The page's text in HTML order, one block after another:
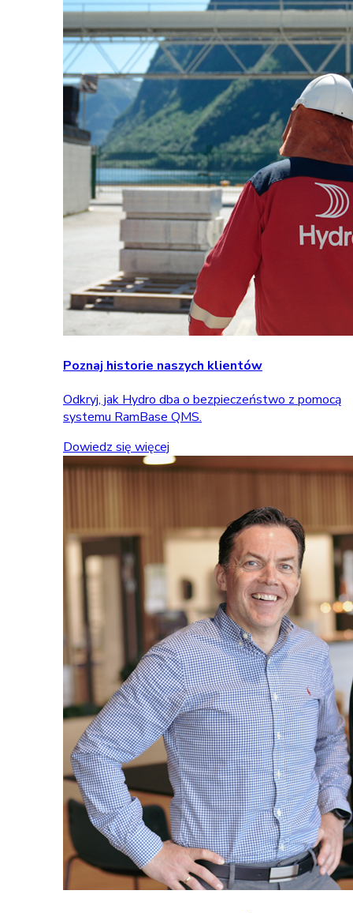
Poznaj historie naszych klientów
Odkryj, jak Hydro dba o bezpieczeństwo z pomocą
systemu RamBase QMS.
Dowiedz się więcej